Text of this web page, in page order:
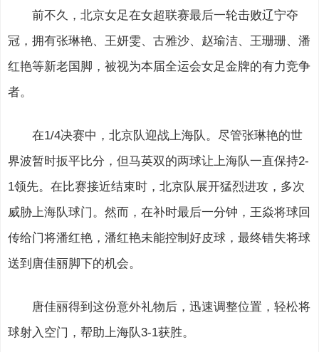
前不久，北京女足在女超联赛最后一轮击败辽宁夺
冠，拥有张琳艳、王妍雯、古雅沙、赵瑜洁、王珊珊、潘
红艳等新老国脚，被视为本届全运会女足金牌的有力竞争
者。
在1/4决赛中，北京队迎战上海队。尽管张琳艳的世
界波暂时扳平比分，但马英双的两球让上海队一直保持2-
1领先。在比赛接近结束时，北京队展开猛烈进攻，多次
威胁上海队球门。然而，在补时最后一分钟，王焱将球回
传给门将潘红艳，潘红艳未能控制好皮球，最终错失将球
送到唐佳丽脚下的机会。
唐佳丽得到这份意外礼物后，迅速调整位置，轻松将
球射入空门，帮助上海队3-1获胜。